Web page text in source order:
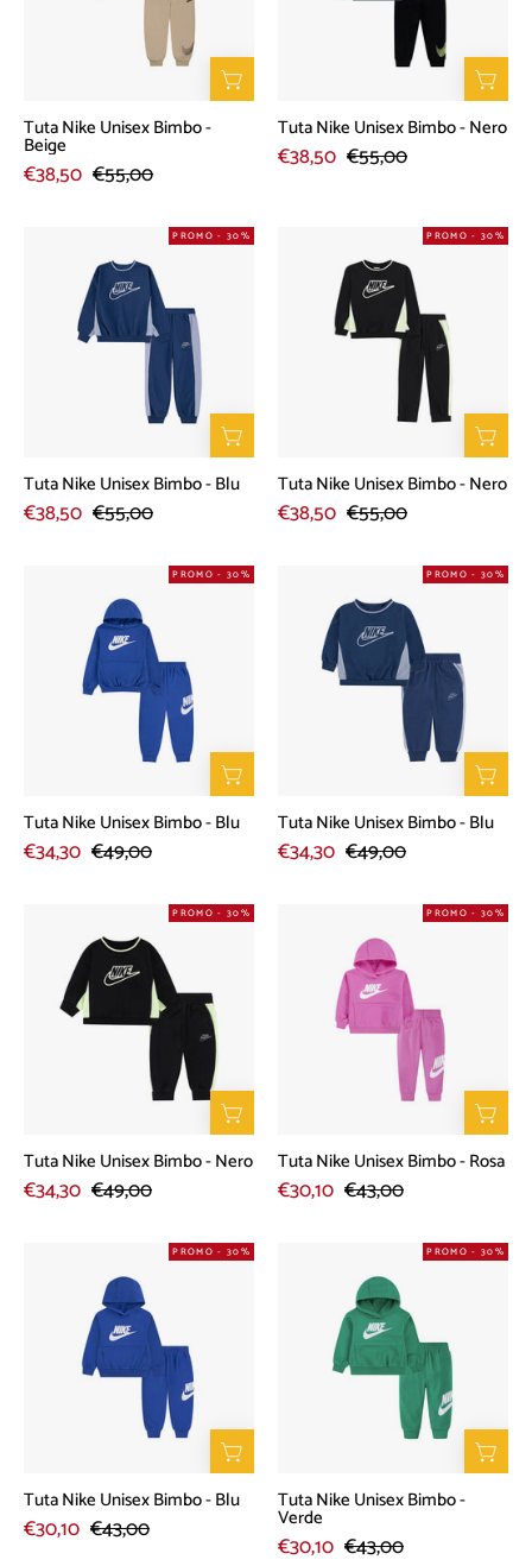
Beige
Tuta Nike Unisex Bimbo -
Beige
€38,50 €55,00
Nero
Tuta Nike Unisex Bimbo - Nero
€38,50 €55,00
Tuta
Nike
Unisex
Bimbo
Blu
PROMO - 30%
Tuta Nike Unisex Bimbo - Blu
€38,50 €55,00
Tuta
Nike
Unisex
Bimbo
Nero
PROMO - 30%
Tuta Nike Unisex Bimbo - Nero
€38,50 €55,00
Tuta
Nike
Unisex
Bimbo
-
Blu
PROMO - 30%
Tuta Nike Unisex Bimbo - Blu
€34,30 €49,00
Tuta
Nike
Unisex
Bimbo
Blu
PROMO - 30%
Tuta Nike Unisex Bimbo - Blu
€34,30 €49,00
Tuta
Nike
Unisex
Bimbo
Nero
PROMO - 30%
Tuta Nike Unisex Bimbo - Nero
€34,30 €49,00
Tuta
Nike
Unisex
Bimbo
-
Rosa
PROMO - 30%
Tuta Nike Unisex Bimbo - Rosa
€30,10 €43,00
Tuta
Nike
Unisex
Bimbo
-
Blu
PROMO - 30%
Tuta Nike Unisex Bimbo - Blu
€30,10 €43,00
Tuta
Nike
Unisex
Bimbo
-
Verde
PROMO - 30%
Tuta Nike Unisex Bimbo -
Verde
€30,10 €43,00